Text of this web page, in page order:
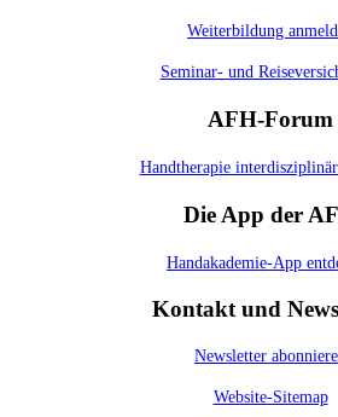
Weiterbildung
Seminar- und
AFH-Forum
Handtherapie
Die App der
Handakademie-App
Kontakt und
Newsletter
Website-Sitemap